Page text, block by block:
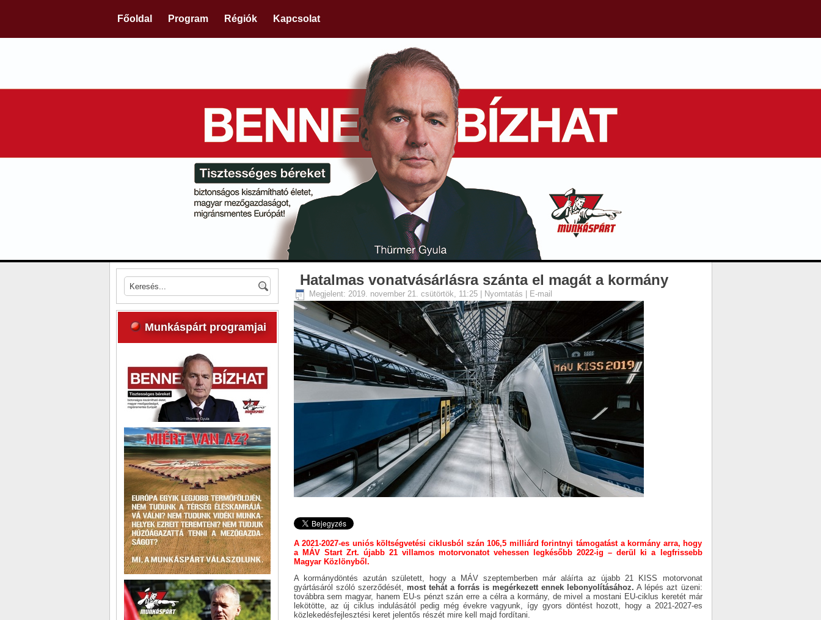
Főoldal Program Régiók Kapcsolat
Munkáspárt programjai
Hatalmas vonatvásárlásra szánta el magát a kormány
Megjelent: 2019. november 21. csütörtök, 11:25| Nyomtatás E-mail
A 2021-2027-es uniós költségvetési ciklusból szán 106,5 milliárd forintnyi támogatást a kormány arra, hogy
a MÁV Start Zrt. újabb 21 villamos motorvonatot vehessen legkésőbb 2022-ig – derül ki a legfrissebb
Magyar Közlönyből.
A kormánydöntés azután született, hogy a MÁV szeptemberben már aláírta az újabb 21 KISS motorvonat
gyártásáról szóló szerződését, most tehát a forrás is megérkezett ennek lebonyolításához. A lépés azt üzeni:
továbbra sem magyar, hanem EU-s pénzt szán erre a célra a kormány, de mivel a mostani EU-ciklus keretét már
lekötötte, az új ciklus indulásától pedig még évekre vagyunk, így gyors döntést hozott, hogy a 2021-2027-es
közlekedésfejlesztési keret jelentős részét mire kell majd fordítani.